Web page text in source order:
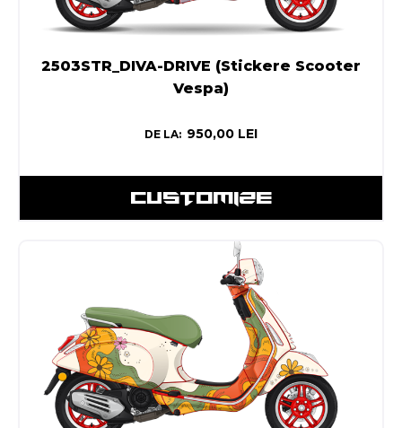
2503STR_DIVA-DRIVE (Stickere Scooter
Vespa)
DE LA: 950,00 LEI
CUSTOMIZE